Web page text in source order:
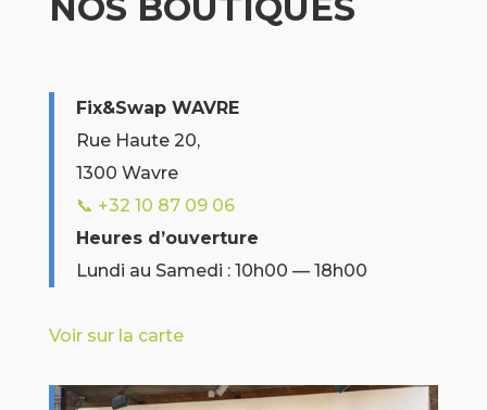
Fix&Swap WAVRE
Rue Haute 20,
1300 Wavre
📞 +32 10 87 09 06
Heures d’ouverture
Lundi au Samedi : 10h00 — 18h00
Voir sur la carte